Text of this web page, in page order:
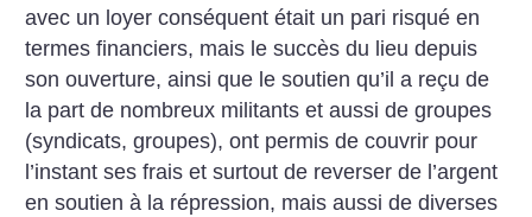
avec un loyer conséquent était un pari risqué en
termes financiers, mais le succès du lieu depuis
son ouverture, ainsi que le soutien qu’il a reçu de
la part de nombreux militants et aussi de groupes
(syndicats, groupes), ont permis de couvrir pour
l’instant ses frais et surtout de reverser de l’argent
en soutien à la répression, mais aussi de diverses